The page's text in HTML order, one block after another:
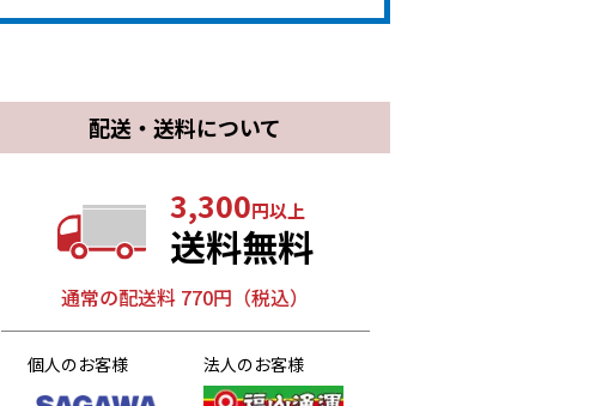
配送・送料について
3,300円以上
送料無料
通常の配送料 770円（税込）
個人のお客様 法人のお客様